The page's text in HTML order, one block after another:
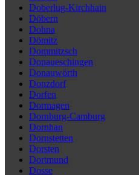
Doberlug-Kirchhain
Döbern
Dohna
Dömitz
Dommitzsch
Donaueschingen
Donauwörth
Donzdorf
Dorfen
Dormagen
Dornburg-Camburg
Dornhan
Dornstetten
Dorsten
Dortmund
Dosse